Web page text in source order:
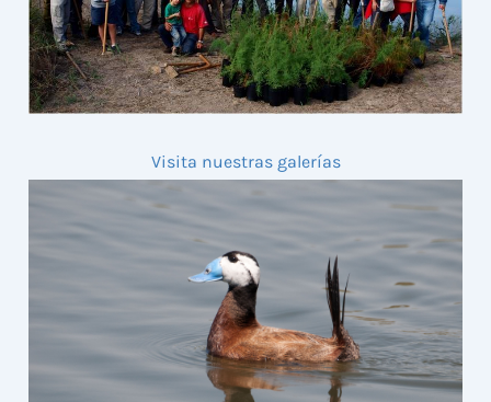
Visita nuestras galerías